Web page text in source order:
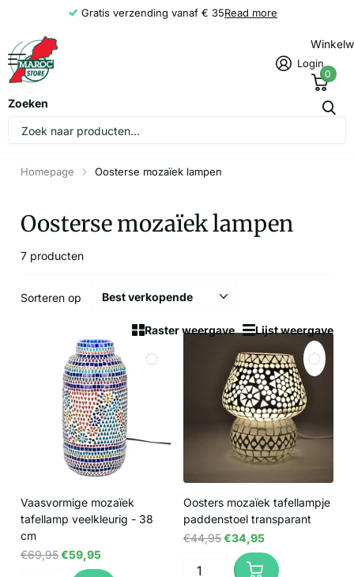
Gratis verzending vanaf € 35Read more
Zoeken
Login
0
Homepage Oosterse mozaïek lampen
Oosterse mozaïek lampen
7 producten
Raster weergave Lijst weergave
Sorteren op
Vaasvormige mozaïek
tafellamp veelkleurig - 38
cm
€69,95€59,95
Oosters mozaïek tafellampje
paddenstoel transparant
€44,95€34,95